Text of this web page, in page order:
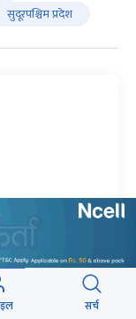
सुदूरपश्चिम प्रदेश
हुन् ।
सर्च